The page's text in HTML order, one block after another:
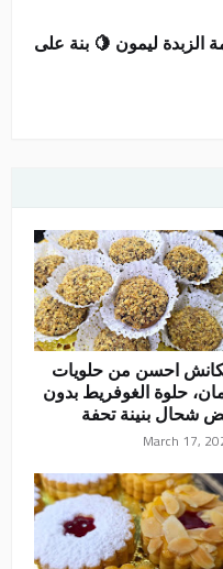
الزبدة ليمون 🍋 بنة على
احسن من حلويات
حلوة الغوفريط بدون
شحال بنينة تحفة
March 17,